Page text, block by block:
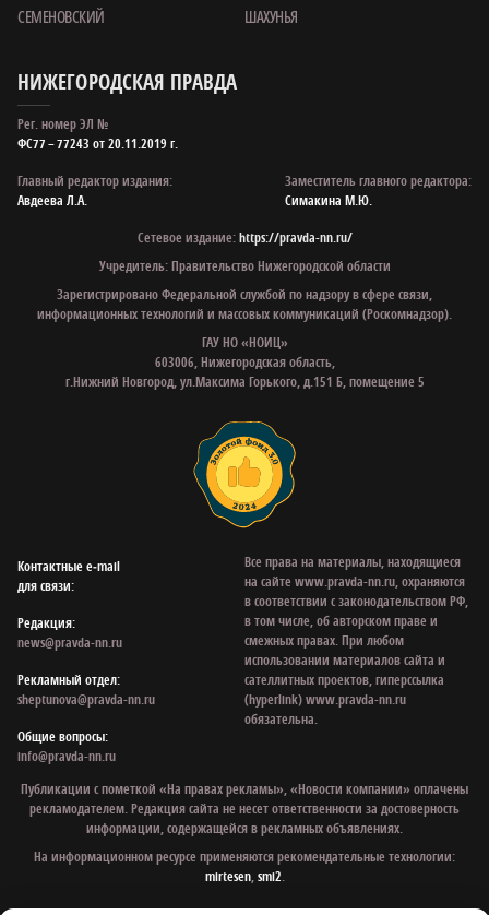
СЕМЕНОВСКИЙ
ШАХУНЬЯ
НИЖЕГОРОДСКАЯ ПРАВДА
Рег. номер ЭЛ №
ФС77 – 77243 от 20.11.2019 г.
Главный редактор издания:
Авдеева Л.А.
Заместитель главного редактора:
Симакина М.Ю.
Сетевое издание:https://pravda-nn.ru/
Учредитель: Правительство Нижегородской области
Зарегистрировано Федеральной службой по надзору в сфере связи,
информационных технологий и массовых коммуникаций (Роскомнадзор).
ГАУ НО «НОИЦ»
603006, Нижегородская область,
г.Нижний Новгород, ул.Максима Горького, д.151 Б, помещение 5
Контактные e‑mail
для связи:
Редакция:
news@pravda-nn.ru
Рекламный отдел:
sheptunova@pravda-nn.ru
Общие вопросы:
info@pravda-nn.ru
Все права на материалы, находящиеся
на сайте www.pravda-nn.ru, охраняются
в соответствии с законодательством РФ,
в том числе, об авторском праве и
смежных правах. При любом
использовании материалов сайта и
сателлитных проектов, гиперссылка
(hyperlink) www.pravda-nn.ru
обязательна.
Публикации с пометкой «На правах рекламы», «Новости компании» оплачены
рекламодателем. Редакция сайта не несет ответственности за достоверность
информации, содержащейся в рекламных объявлениях.
На информационном ресурсе применяются рекомендательные технологии:
mirtesen,smi2.